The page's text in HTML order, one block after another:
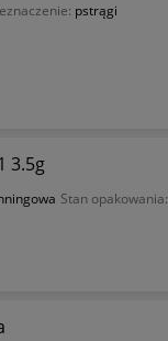
pstrągi
3.5g
Stan opakowania: